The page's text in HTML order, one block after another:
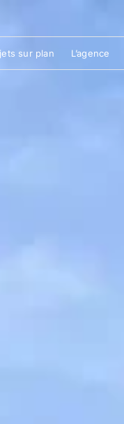
sur plan L’agence